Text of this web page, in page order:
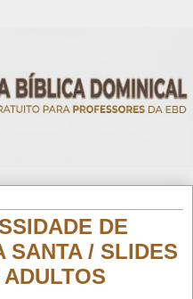
DE
SANTA / SLIDES